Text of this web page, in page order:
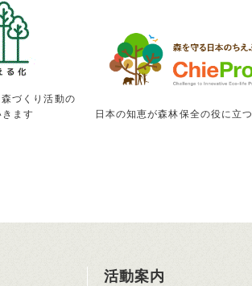
づくり活動の
ます
日本の知恵が森林保全の役に立つ
活動案内